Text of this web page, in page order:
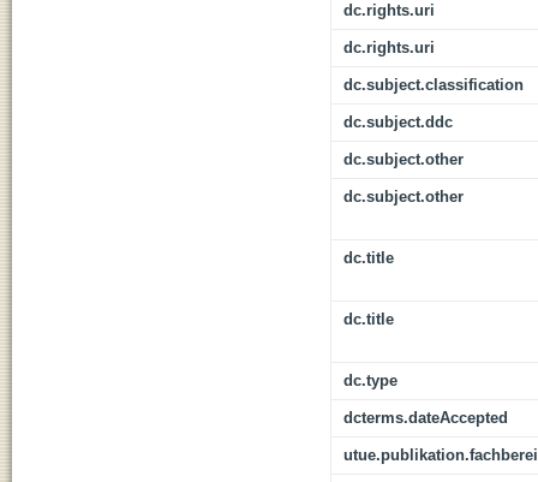
dc.rights.uri
dc.rights.uri
dc.subject.classification
dc.subject.ddc
dc.subject.other
dc.subject.other
dc.title
dc.title
dc.type
dcterms.dateAccepted